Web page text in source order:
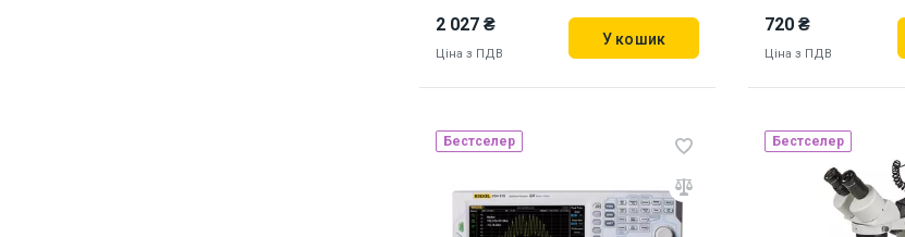
2 027 ₴
Ціна з ПДВ
У кошик
Made in Japan
Наявність на складі: Львів Київ
720 ₴
Ціна з ПДВ
Наявність на складі:
Бестселер Бестселер